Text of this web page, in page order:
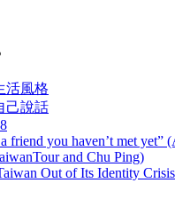
活風格
己說話
friend you haven’t met yet”
and Chu Ping)
Out of Its Identity